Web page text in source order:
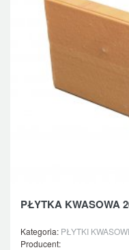
PŁYTKA KWASOWA
Kategoria: PŁYTKI
Producent: